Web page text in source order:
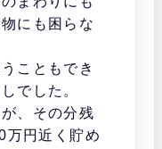
にも困らな
こともでき
でした。
、その分残
万円近く貯め